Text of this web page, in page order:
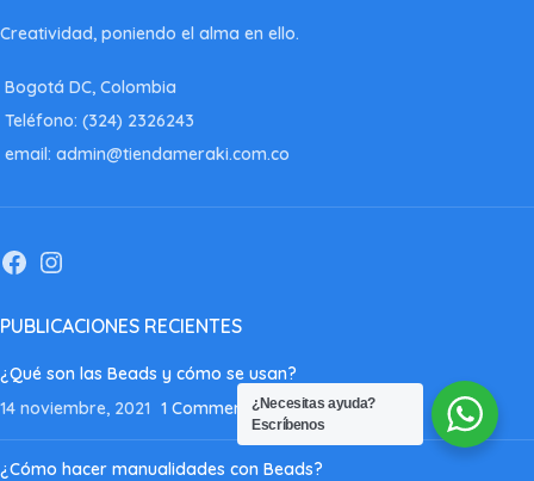
Creatividad, poniendo el alma en ello.
Bogotá DC, Colombia
Teléfono: (324) 2326243
email: admin@tiendameraki.com.co
PUBLICACIONES RECIENTES
¿Qué son las Beads y cómo se usan?
14 noviembre, 2021 1 Comment
¿Cómo hacer manualidades con Beads?
¿Necesitas ayuda?
Escríbenos